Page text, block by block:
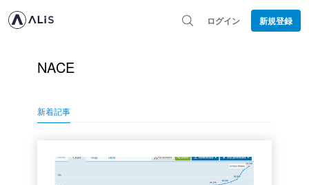
ログイン 新規登録
NACE
新着記事